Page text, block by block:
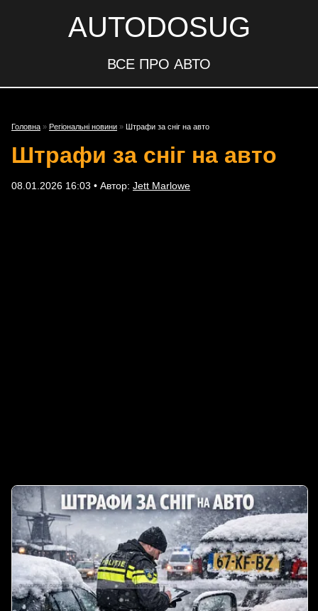
AUTODOSUG
ВСЕ ПРО АВТО
Головна » Регіональні новини » Штрафи за сніг на авто
Штрафи за сніг на авто
08.01.2026 16:03 • Автор: Jett Marlowe